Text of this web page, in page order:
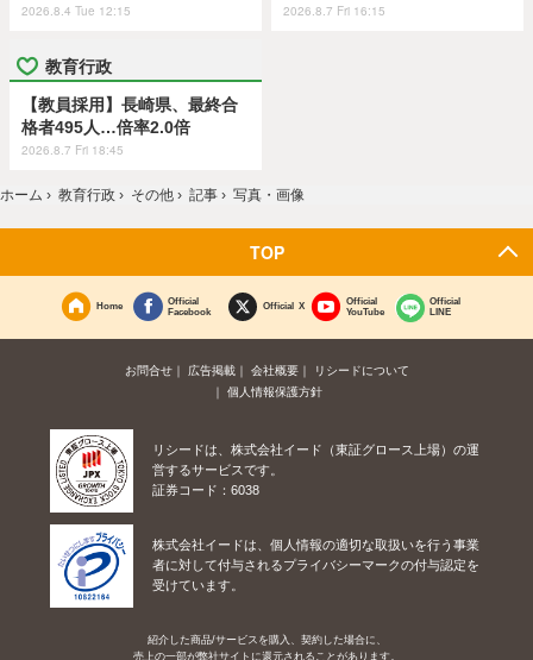
2026.8.4 Tue 12:15 2026.8.7 Fri 16:15
教育行政
【教員採用】長崎県、最終合
格者495人…倍率2.0倍
2026.8.7 Fri 18:45
ホーム › 教育行政 › その他 › 記事 › 写真・画像
TOP
Home
Official
Facebook
Official X
Official
YouTube
Official
LINE
お問合せ 広告掲載 会社概要
リシードについて
個人情報保護方針
リシードは、株式会社イード（東証グロース上場）の運
営するサービスです。
証券コード：6038
株式会社イードは、個人情報の適切な取扱いを行う事業
者に対して付与されるプライバシーマークの付与認定を
受けています。
紹介した商品/サービスを購入、契約した場合に、
売上の一部が弊社サイトに還元されることがあります。